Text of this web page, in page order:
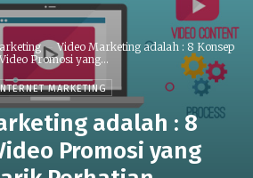
Video Marketing adalah : 8 Konsep
Video Promosi yang...
MARKETING
adalah : 8
Promosi yang